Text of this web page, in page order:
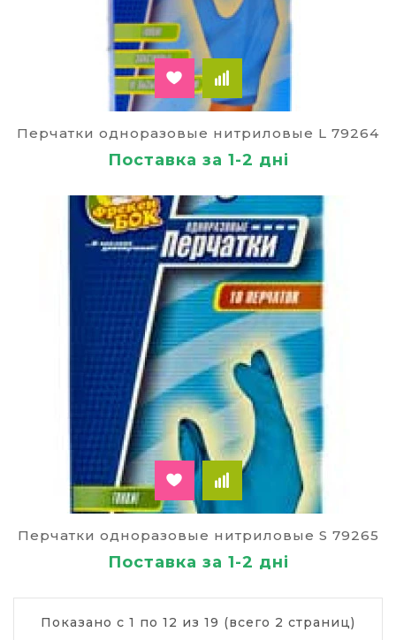
Перчатки одноразовые нитриловые L 79264
Поставка за 1-2 дні
Перчатки одноразовые нитриловые S 79265
Поставка за 1-2 дні
Показано с 1 по 12 из 19 (всего 2 страниц)